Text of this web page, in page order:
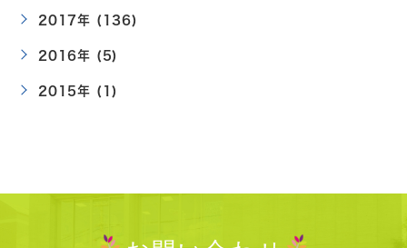
2017年 (136)
2016年 (5)
2015年 (1)